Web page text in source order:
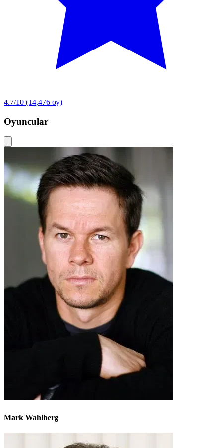
4.7/10 (14,476 oy)
Oyuncular
Mark Wahlberg